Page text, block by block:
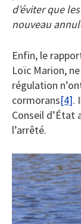
d’éviter que
nouveau
Enfin, le
Loïc Marion,
régulation
cormorans[4].
Conseil
l’arrêté.